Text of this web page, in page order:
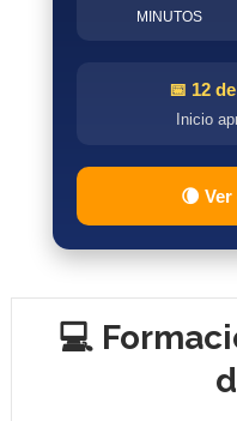
MINUTOS
📅 12
Inicio
🌘
💻